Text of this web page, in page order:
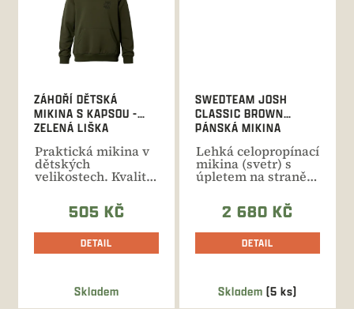
Skladem
ZÁHOŘÍ DĚTSKÁ
MIKINA S KAPSOU -
ZELENÁ LIŠKA
Praktická mikina v
dětských
velikostech. Kvalitní
505 KČ
DETAIL
Skladem (5 ks)
SWEDTEAM JOSH
CLASSIC BROWN
PÁNSKÁ MIKINA
Lehká celopropínací
mikina (svetr) s
úpletem na straně
vnější a hřejivým...
2 680 KČ
DETAIL